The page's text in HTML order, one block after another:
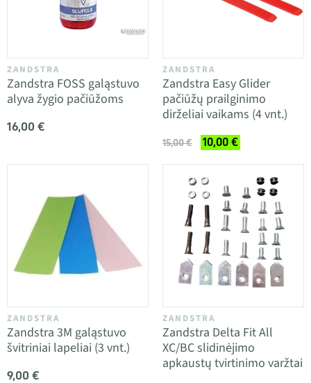
ZANDSTRA
Zandstra FOSS galąstuvo
alyva žygio pačiūžoms
16,00 €
ZANDSTRA
Zandstra Easy Glider
pačiūžų prailginimo
dirželiai vaikams (4 vnt.)
15,00 € 10,00 €
ZANDSTRA
Zandstra 3M galąstuvo
švitriniai lapeliai (3 vnt.)
9,00 €
ZANDSTRA
Zandstra Delta Fit All
XC/BC slidinėjimo
apkaustų tvirtinimo varžtai